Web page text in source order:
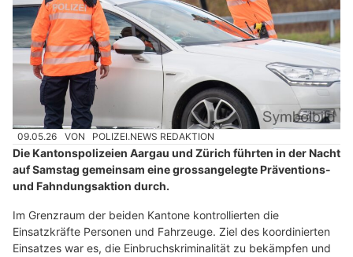
09.05.26 VON POLIZEI.NEWS REDAKTION
Die Kantonspolizeien Aargau und Zürich führten in der Nacht
auf Samstag gemeinsam eine grossangelegte Präventions-
und Fahndungsaktion durch.
Im Grenzraum der beiden Kantone kontrollierten die
Einsatzkräfte Personen und Fahrzeuge. Ziel des koordinierten
Einsatzes war es, die Einbruchskriminalität zu bekämpfen und